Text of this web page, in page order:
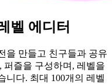
벨 에디터
을 만들고 친구들과 공유
퍼즐을 구성하며, 레벨을
니다. 최대 100개의 레벨